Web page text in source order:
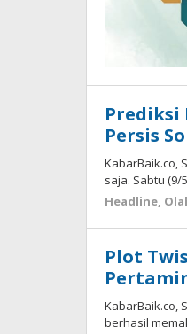
Prediksi
Persis
KabarBaik.co,
saja. Sabtu (9/
Headline,
Plot
KabarBaik.co,
berhasil